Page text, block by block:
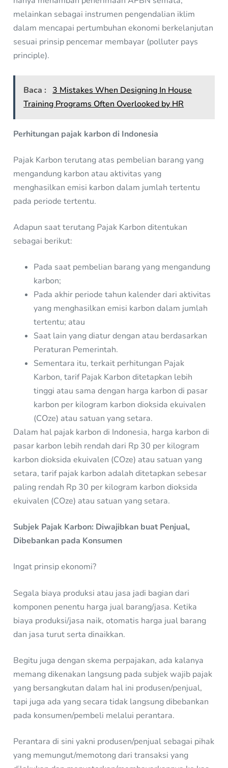
melainkan sebagai instrumen pengendalian iklim
dalam mencapai pertumbuhan ekonomi berkelanjutan
sesuai prinsip pencemar membayar (polluter pays
principle).
Baca :
3 Mistakes When Designing In House
Training Programs Often Overlooked by HR
Perhitungan pajak karbon di Indonesia
Pajak Karbon terutang atas pembelian barang yang
mengandung karbon atau aktivitas yang
menghasilkan emisi karbon dalam jumlah tertentu
pada periode tertentu.
Adapun saat terutang Pajak Karbon ditentukan
sebagai berikut:
Pada saat pembelian barang yang mengandung
karbon;
Pada akhir periode tahun kalender dari aktivitas
yang menghasilkan emisi karbon dalam jumlah
tertentu; atau
Saat lain yang diatur dengan atau berdasarkan
Peraturan Pemerintah.
Sementara itu, terkait perhitungan Pajak
Karbon, tarif Pajak Karbon ditetapkan lebih
tinggi atau sama dengan harga karbon di pasar
karbon per kilogram karbon dioksida ekuivalen
(COze) atau satuan yang setara.
Dalam hal pajak karbon di Indonesia, harga karbon di
pasar karbon lebih rendah dari Rp 30 per kilogram
karbon dioksida ekuivalen (COze) atau satuan yang
setara, tarif pajak karbon adalah ditetapkan sebesar
paling rendah Rp 30 per kilogram karbon dioksida
ekuivalen (COze) atau satuan yang setara.
Subjek Pajak Karbon: Diwajibkan buat Penjual,
Dibebankan pada Konsumen
Ingat prinsip ekonomi?
Segala biaya produksi atau jasa jadi bagian dari
komponen penentu harga jual barang/jasa. Ketika
biaya produksi/jasa naik, otomatis harga jual barang
dan jasa turut serta dinaikkan.
Begitu juga dengan skema perpajakan, ada kalanya
memang dikenakan langsung pada subjek wajib pajak
yang bersangkutan dalam hal ini produsen/penjual,
tapi juga ada yang secara tidak langsung dibebankan
pada konsumen/pembeli melalui perantara.
Perantara di sini yakni produsen/penjual sebagai pihak
yang memungut/memotong dari transaksi yang